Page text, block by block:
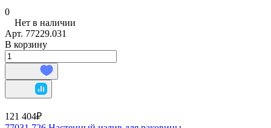
0
Нет в наличии
Арт. 77229.031
В корзину
121 404₽